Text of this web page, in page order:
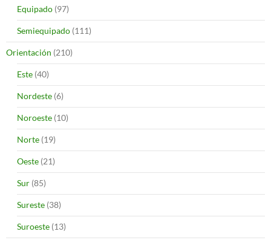
Equipado (97)
Semiequipado (111)
Orientación (210)
Este (40)
Nordeste (6)
Noroeste (10)
Norte (19)
Oeste (21)
Sur (85)
Sureste (38)
Suroeste (13)